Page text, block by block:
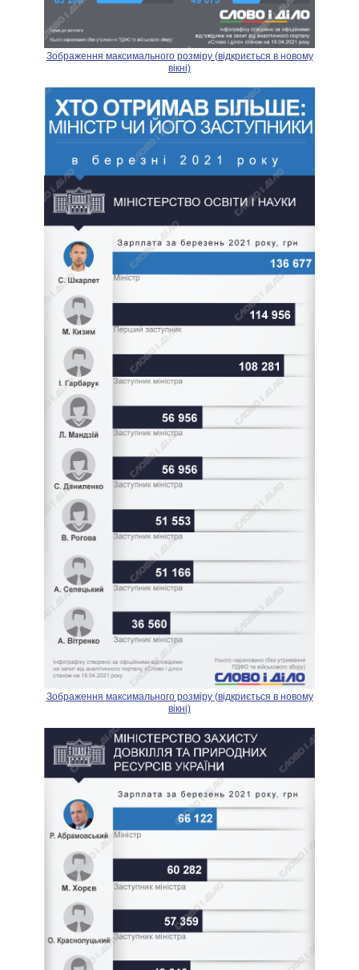
Зображення максимального розміру (відкриється в новому
вікні)
Зображення максимального розміру (відкриється в новому
вікні)